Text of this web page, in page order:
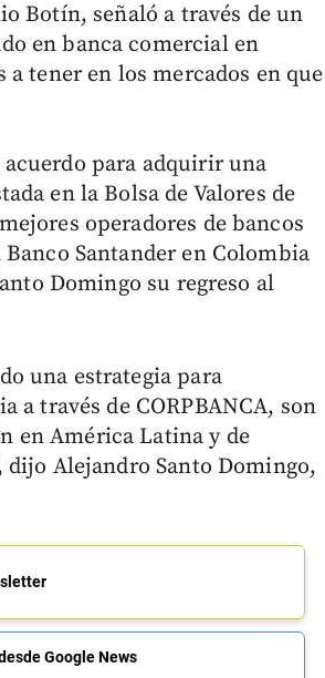
Botín, señaló a través de un
en banca comercial en
tener en los mercados en que
para adquirir una
en la Bolsa de Valores de
operadores de bancos
Santander en Colombia
Domingo su regreso al
una estrategia para
través de CORPBANCA, son
en América Latina y de
Alejandro Santo Domingo,
Google News